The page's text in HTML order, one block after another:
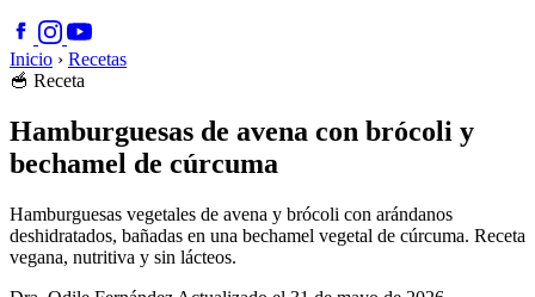
Inicio › Recetas
🥣 Receta
Hamburguesas de avena con brócoli y
bechamel de cúrcuma
Hamburguesas vegetales de avena y brócoli con arándanos
deshidratados, bañadas en una bechamel vegetal de cúrcuma. Receta
vegana, nutritiva y sin lácteos.